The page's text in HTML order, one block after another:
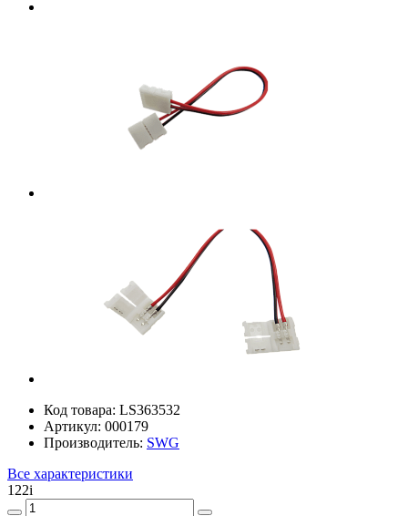
Код товара: LS363532
Артикул: 000179
Производитель: SWG
Все характеристики
122i